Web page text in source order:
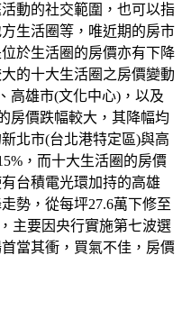
動的社交範圍，也可以指
生活圈等，唯近期的房市
於生活圈的房價亦有下降
的十大生活圈之房價變動
高雄市(文化中心)，以及
房價跌幅較大，其降幅均
北市(台北港特定區)與高
，而十大生活圈的房價
台積電光環加持的高雄
勢，從每坪27.6萬下修至
主要因央行實施第七波選
當其衝，買氣不佳，房價